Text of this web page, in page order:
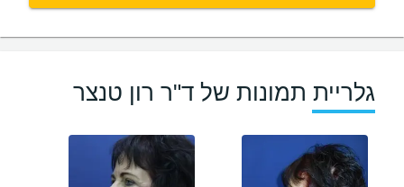
גלריית תמונות של ד"ר רון טנצר